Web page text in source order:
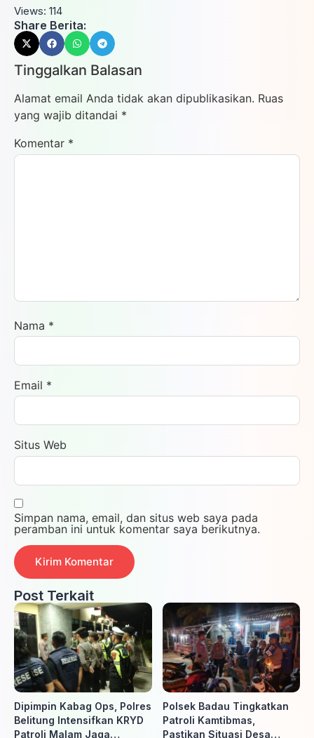
Views: 114
Share Berita:
Tinggalkan Balasan
Alamat email Anda tidak akan dipublikasikan. Ruas
yang wajib ditandai *
Komentar *
Nama *
Email *
Situs Web
Simpan nama, email, dan situs web saya pada
peramban ini untuk komentar saya berikutnya.
Post Terkait
Dipimpin Kabag Ops, Polres
Belitung Intensifkan KRYD
Patroli Malam Jaga
Polsek Badau Tingkatkan
Patroli Kamtibmas,
Pastikan Situasi Desa